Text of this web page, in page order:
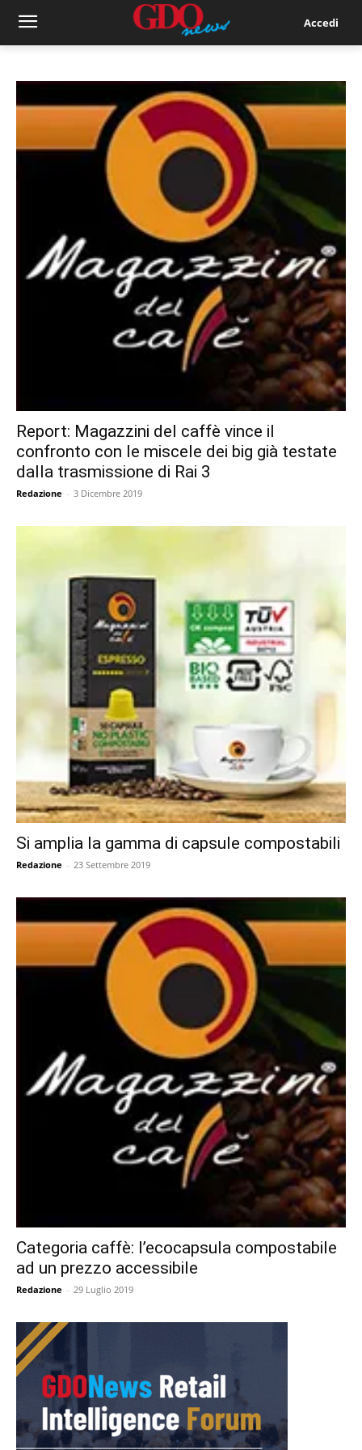
Accedi
Report: Magazzini del caffè vince il
confronto con le miscele dei big già testate
dalla trasmissione di Rai 3
Redazione - 3 Dicembre 2019
Si amplia la gamma di capsule compostabili
Redazione - 23 Settembre 2019
Categoria caffè: l’ecocapsula compostabile
ad un prezzo accessibile
Redazione - 29 Luglio 2019